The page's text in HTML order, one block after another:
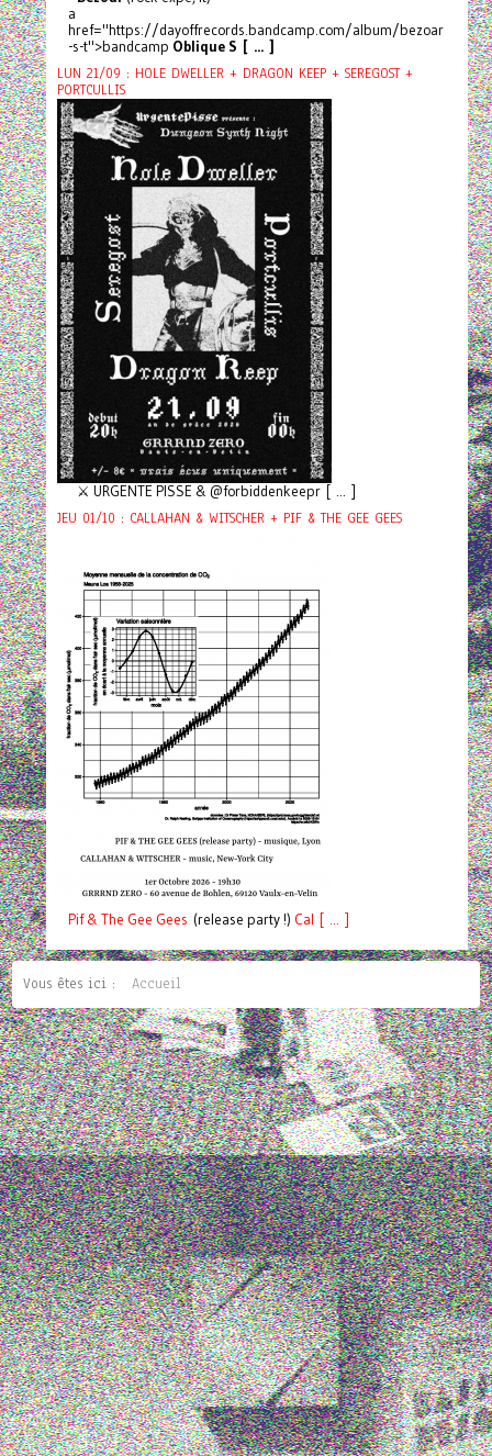
a
href="https://dayoffrecords.bandcamp.com/album/bezoar
-s-t">bandcamp Oblique S [ ... ]
LUN 21/09 : HOLE DWELLER + DRAGON KEEP + SEREGOST +
PORTCULLIS
⚔️ URGENTE PISSE & @forbiddenkeepr [ ... ]
JEU 01/10 : CALLAHAN & WITSCHER + PIF & THE GEE GEES
Pif& The Gee Gees (release party !) Cal [ ... ]
Vous êtes ici : Accueil